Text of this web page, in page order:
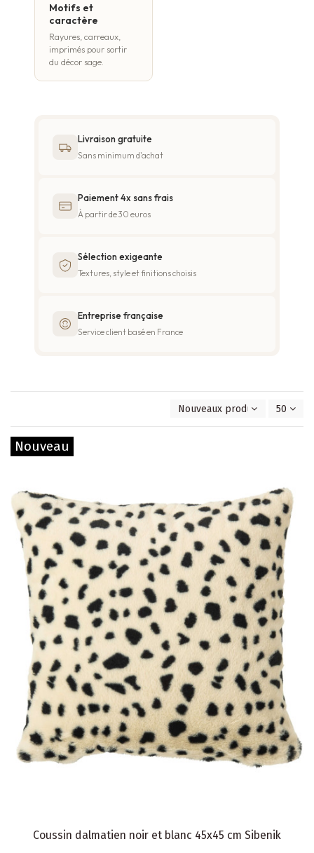
Motifs et
caractère
Rayures, carreaux,
imprimés pour sortir
du décor sage.
Livraison gratuite
Sans minimum d'achat
Paiement 4x sans frais
À partir de 30 euros
Sélection exigeante
Textures, style et finitions choisis
Entreprise française
Service client basé en France
Nouveaux produits en50
Nouveau
Coussin dalmatien noir et blanc 45x45 cm Sibenik